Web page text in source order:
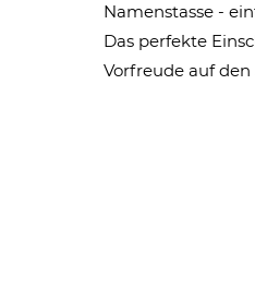
Namenstasse -
Das perfekte
Vorfreude auf